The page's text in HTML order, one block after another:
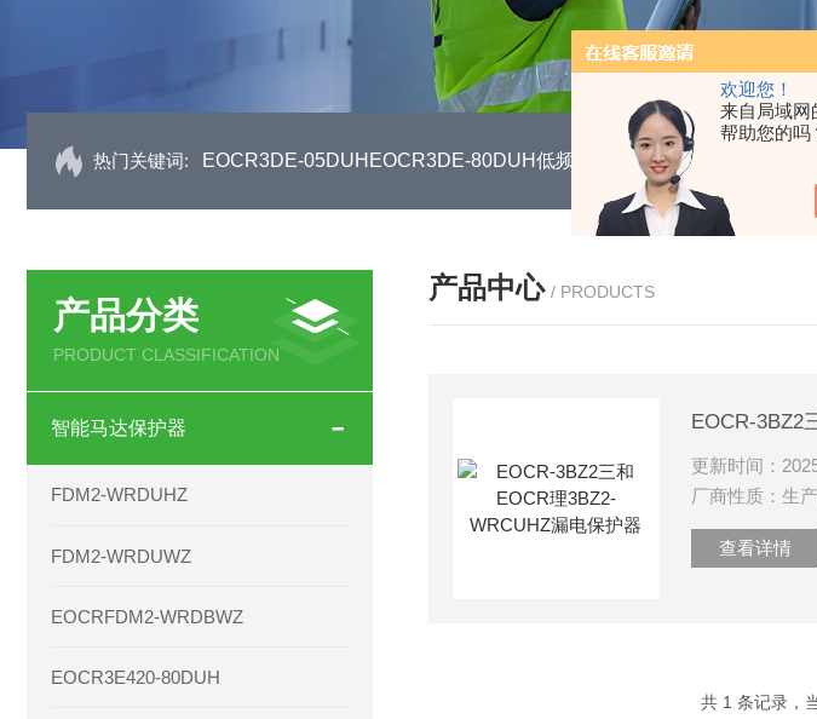
欢迎您！
来自局域网
帮助您的吗
热门关键词: EOCR3DE-05DUHEOCR3DE-80DUH低频功能电机保护继电器
产品分类
PRODUCT CLASSIFICATION
智能马达保护器
FDM2-WRDUHZ
FDM2-WRDUWZ
EOCRFDM2-WRDBWZ
EOCR3E420-80DUH
产品中心 / PRODUCTS
更新时间：
厂商性质：生
查看详情
共 1 条记录，